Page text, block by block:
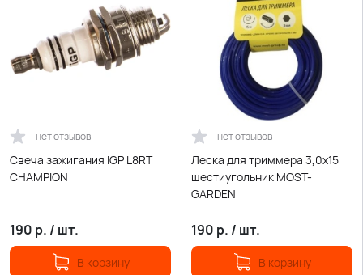
нет отзывов
Свеча зажигания IGP L8RT
CHAMPION
190 р. / шт.
В корзину
нет отзывов
Леска для триммера 3,0х15
шестиугольник МOST-
GARDEN
190 р. / шт.
В корзину